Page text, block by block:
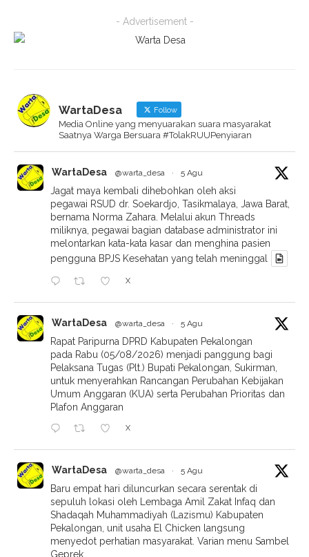
- Advertisement -
WartaDesa Follow
Media Online yang menyuarakan suara masyarakat
Saatnya Warga Bersuara #TolakRUUPenyiaran
WartaDesa @warta_desa · 5 Agu
Jagat maya kembali dihebohkan oleh aksi
pegawai RSUD dr. Soekardjo, Tasikmalaya, Jawa Barat,
bernama Norma Zahara. Melalui akun Threads
miliknya, pegawai bagian database administrator ini
melontarkan kata-kata kasar dan menghina pasien
pengguna BPJS Kesehatan yang telah meninggal
X
WartaDesa @warta_desa · 5 Agu
Rapat Paripurna DPRD Kabupaten Pekalongan
pada Rabu (05/08/2026) menjadi panggung bagi
Pelaksana Tugas (Plt.) Bupati Pekalongan, Sukirman,
untuk menyerahkan Rancangan Perubahan Kebijakan
Umum Anggaran (KUA) serta Perubahan Prioritas dan
Plafon Anggaran
X
WartaDesa @warta_desa · 5 Agu
Baru empat hari diluncurkan secara serentak di
sepuluh lokasi oleh Lembaga Amil Zakat Infaq dan
Shadaqah Muhammadiyah (Lazismu) Kabupaten
Pekalongan, unit usaha El Chicken langsung
menyedot perhatian masyarakat. Varian menu Sambel
Geprek